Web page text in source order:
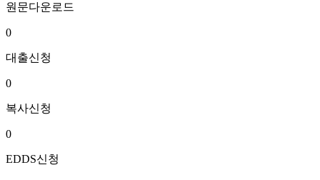
원문다운로드
0
대출신청
0
복사신청
0
EDDS신청